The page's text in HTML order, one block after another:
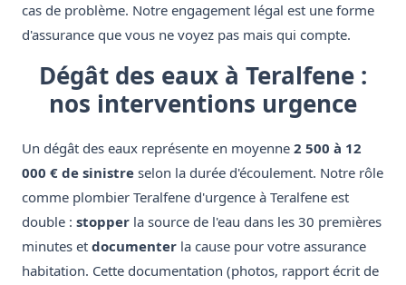
cas de problème. Notre engagement légal est une forme
d'assurance que vous ne voyez pas mais qui compte.
Dégât des eaux à Teralfene :
nos interventions urgence
Un dégât des eaux représente en moyenne 2 500 à 12
000 € de sinistre selon la durée d'écoulement. Notre rôle
comme plombier Teralfene d'urgence à Teralfene est
double : stopper la source de l'eau dans les 30 premières
minutes et documenter la cause pour votre assurance
habitation. Cette documentation (photos, rapport écrit de